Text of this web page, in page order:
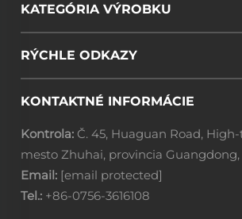
KATEGÓRIA VÝROBKU
RÝCHLE ODKAZY
KONTAKTNÉ INFORMÁCIE
Kontrola: Č. 45, Huaguan Road,
mesto Zhuhai, provincia Guangdong,
Email: [email protected]
Tel.: +86-0756-3616108